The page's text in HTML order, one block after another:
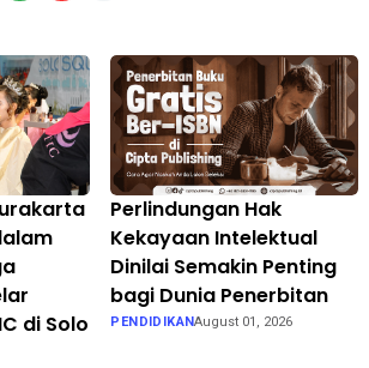
di Solo
Perlindungan Hak
Kekayaan Intelektual
Dinilai Semakin Penting
bagi Dunia Penerbitan
PENDIDIKANAugust 01, 2026